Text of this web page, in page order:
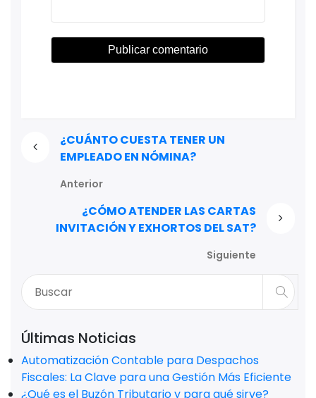
¿CUÁNTO CUESTA TENER UN
EMPLEADO EN NÓMINA?
Anterior
¿CÓMO ATENDER LAS CARTAS
INVITACIÓN Y EXHORTOS DEL SAT?
Siguiente
Últimas Noticias
Automatización Contable para Despachos
Fiscales: La Clave para una Gestión Más Eficiente
¿Qué es el Buzón Tributario y para qué sirve?